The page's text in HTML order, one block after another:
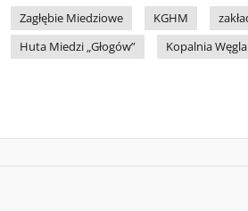
Zagłębie Miedziowe
KGHM
Huta Miedzi „Głogów”
Kopalnia